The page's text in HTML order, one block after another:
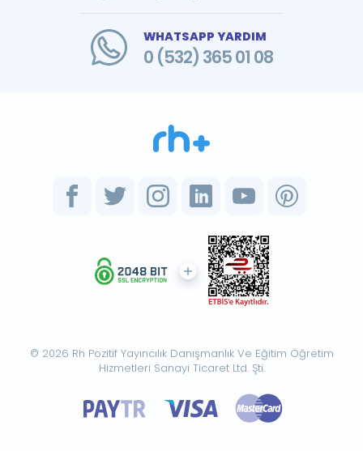
WHATSAPP YARDIM
0 (532) 365 01 08
© 2026 Rh Pozitif Yayıncılık Danışmanlık Ve Eğitim Öğretim
Hizmetleri Sanayi Ticaret Ltd. Şti.